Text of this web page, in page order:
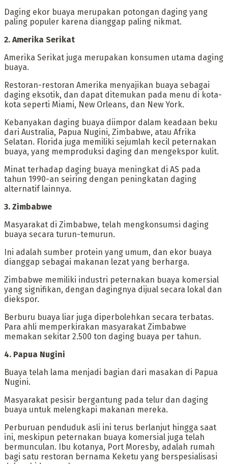
Daging ekor buaya merupakan potongan daging yang
paling populer karena dianggap paling nikmat.
‎2. Amerika Serikat
‎Amerika Serikat juga merupakan konsumen utama daging
buaya.
Restoran-restoran Amerika menyajikan buaya sebagai
daging eksotik, dan dapat ditemukan pada menu di kota-
kota seperti Miami, New Orleans, dan New York.
Kebanyakan daging buaya diimpor dalam keadaan beku
dari Australia, Papua Nugini, Zimbabwe, atau Afrika
Selatan. Florida juga memiliki sejumlah kecil peternakan
buaya, yang memproduksi daging dan mengekspor kulit.
Minat terhadap daging buaya meningkat di AS pada
tahun 1990-an seiring dengan peningkatan daging
alternatif lainnya.
‎3. Zimbabwe
‎Masyarakat di Zimbabwe, telah mengkonsumsi daging
buaya secara turun-temurun.
Ini adalah sumber protein yang umum, dan ekor buaya
dianggap sebagai makanan lezat yang berharga.
Zimbabwe memiliki industri peternakan buaya komersial
yang signifikan, dengan dagingnya dijual secara lokal dan
diekspor.
Berburu buaya liar juga diperbolehkan secara terbatas.
Para ahli memperkirakan masyarakat Zimbabwe
memakan sekitar 2.500 ton daging buaya per tahun.
‎4. Papua Nugini
‎Buaya telah lama menjadi bagian dari masakan di Papua
Nugini.
Masyarakat pesisir bergantung pada telur dan daging
buaya untuk melengkapi makanan mereka.
Perburuan penduduk asli ini terus berlanjut hingga saat
ini, meskipun peternakan buaya komersial juga telah
bermunculan. Ibu kotanya, Port Moresby, adalah rumah
bagi satu restoran bernama Keketu yang berspesialisasi